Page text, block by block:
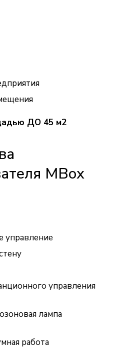
ДО 45 м2
MBox
управление
управления
лампа
работа